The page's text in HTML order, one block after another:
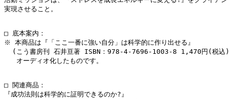
実現させること。
□ 底本案内：
※ 本商品は『「ここ一番に強い自分」は科学的に作り出せる』
(こう書房刊 石井亘著 ISBN：978-4-7696-1003-8 1,470円(税込
   オーディオ化したものです。
□ 関連商品：
『成功法則は科学的に証明できるのか?』